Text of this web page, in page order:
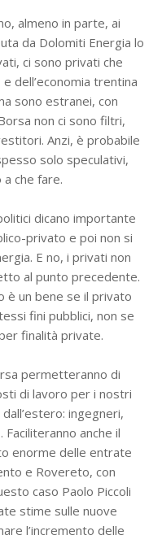
almeno in parte, ai
da Dolomiti Energia lo
ci sono privati che
dell’economia trentina
sono estranei, con
non ci sono filtri,
Anzi, è probabile
solo speculativi,
a che fare.
dicano importante
privato e poi non si
E no, i privati non
al punto precedente.
è un bene se il privato
fini pubblici, non se
finalità private.
permetteranno di
di lavoro per i nostri
ingegneri,
anche il
enorme delle entrate
e Rovereto, con
caso Paolo Piccoli
stime sulle nuove
l’incremento delle